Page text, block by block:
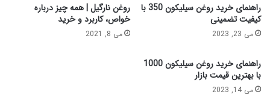
راهنمای خرید روغن سیلیکون 350 با
کیفیت تضمینی
می 23, 2023
روغن نارگیل | همه چیز درباره
خواص، کاربرد و خرید
می 8, 2021
راهنمای خرید روغن سیلیکون 1000
با بهترین قیمت بازار
می 14, 2023